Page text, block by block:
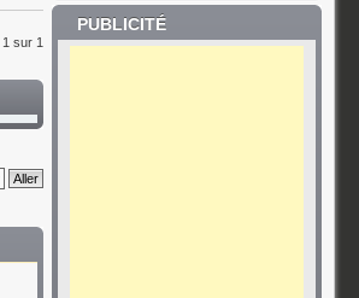
1 sur 1
PUBLICITÉ